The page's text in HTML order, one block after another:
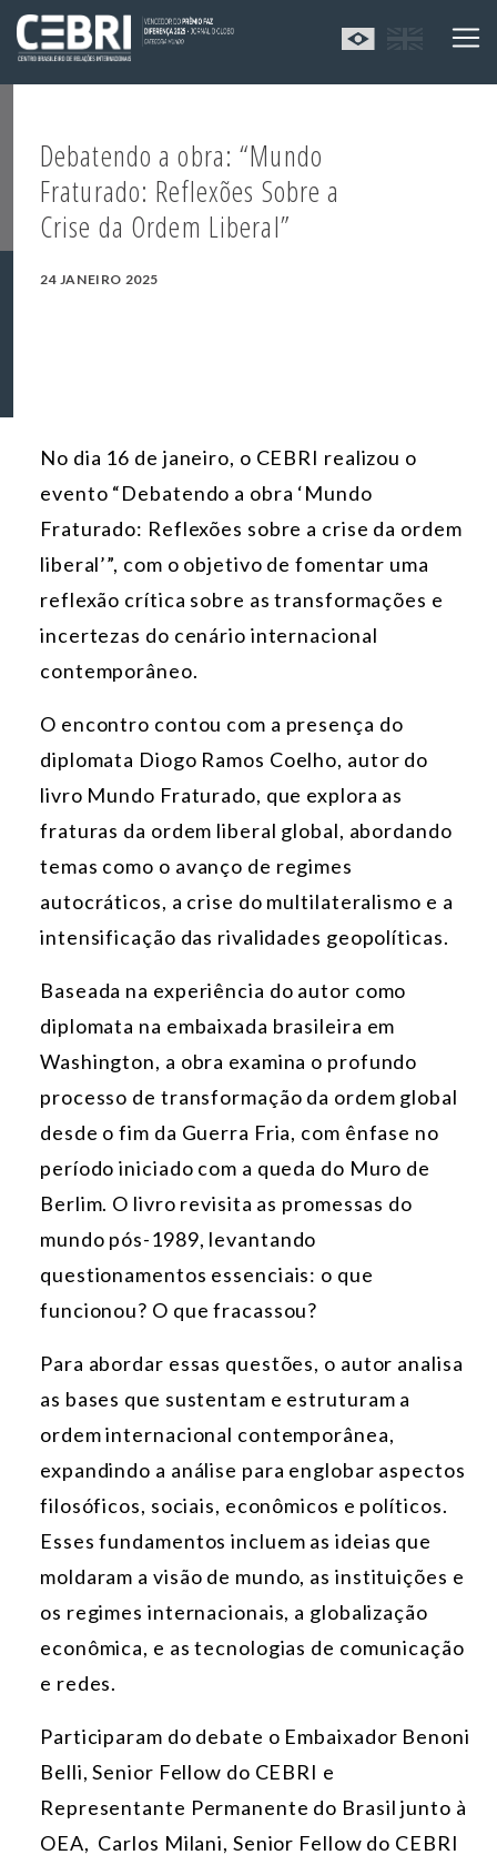
Debatendo a obra: “Mundo
Fraturado: Reflexões Sobre a
Crise da Ordem Liberal”
24 JANEIRO 2025
No dia 16 de janeiro, o CEBRI realizou o
evento “Debatendo a obra ‘Mundo
Fraturado: Reflexões sobre a crise da ordem
liberal’”, com o objetivo de fomentar uma
reflexão crítica sobre as transformações e
incertezas do cenário internacional
contemporâneo.
O encontro contou com a presença do
diplomata Diogo Ramos Coelho, autor do
livro Mundo Fraturado, que explora as
fraturas da ordem liberal global, abordando
temas como o avanço de regimes
autocráticos, a crise do multilateralismo e a
intensificação das rivalidades geopolíticas.
Baseada na experiência do autor como
diplomata na embaixada brasileira em
Washington, a obra examina o profundo
processo de transformação da ordem global
desde o fim da Guerra Fria, com ênfase no
período iniciado com a queda do Muro de
Berlim. O livro revisita as promessas do
mundo pós-1989, levantando
questionamentos essenciais: o que
funcionou? O que fracassou?
Para abordar essas questões, o autor analisa
as bases que sustentam e estruturam a
ordem internacional contemporânea,
expandindo a análise para englobar aspectos
filosóficos, sociais, econômicos e políticos.
Esses fundamentos incluem as ideias que
moldaram a visão de mundo, as instituições e
os regimes internacionais, a globalização
econômica, e as tecnologias de comunicação
e redes.
Participaram do debate o Embaixador Benoni
Belli, Senior Fellow do CEBRI e
Representante Permanente do Brasil junto à
OEA, Carlos Milani, Senior Fellow do CEBRI